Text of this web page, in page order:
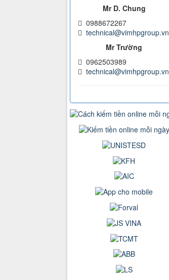
Mr D. Chung
0988672267
technical@vimhpgroup.vn
Mr Trường
0962503989
technical@vimhpgroup.vn